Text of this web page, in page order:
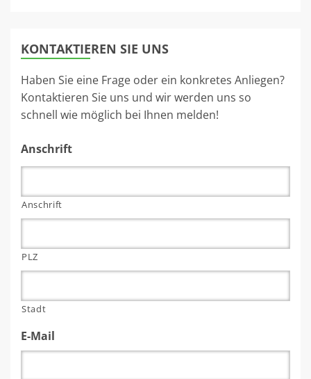
KONTAKTIEREN SIE UNS
Haben Sie eine Frage oder ein konkretes Anliegen?
Kontaktieren Sie uns und wir werden uns so
schnell wie möglich bei Ihnen melden!
Anschrift
Anschrift
PLZ
Stadt
E-Mail